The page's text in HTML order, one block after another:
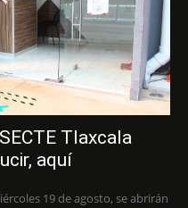
Tlaxcala
aquí
19 de agosto, se abrirán